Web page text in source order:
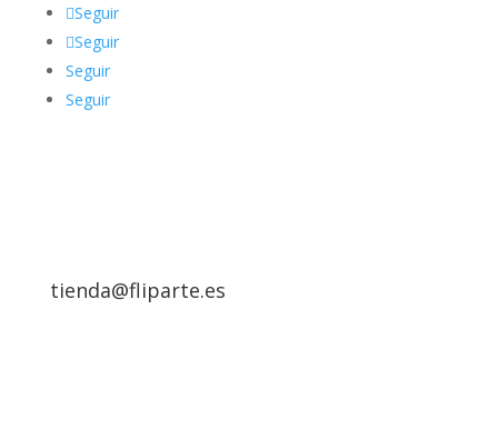
Seguir
Seguir
Seguir
Seguir
tienda@fliparte.es